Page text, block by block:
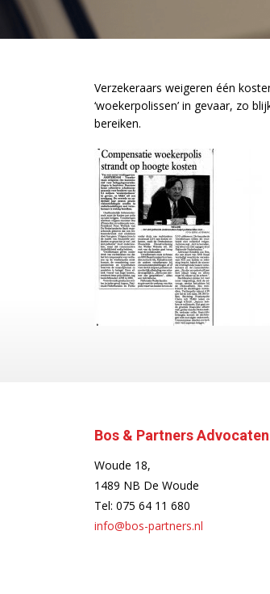
Verzekeraars weigeren één
‘woekerpolissen’ in gevaar, zo
bereiken.
Bos & Partners Advocaten
Woude 18,
1489 NB De Woude
Tel: 075 64 11 680
info@bos-partners.nl